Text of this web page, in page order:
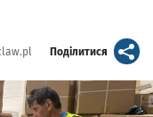
Поділитися artykuł